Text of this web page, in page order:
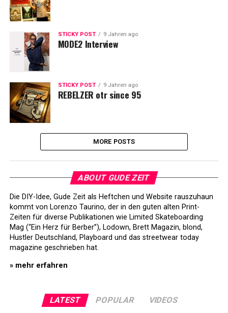
STICKY POST 9 Jahren ago
MODE2 Interview
STICKY POST 9 Jahren ago
REBELZER otr since 95
MORE POSTS
ABOUT GUDE ZEIT
Die DIY-Idee, Gude Zeit als Heftchen und Website rauszuhaun
kommt von Lorenzo Taurino, der in den guten alten Print-
Zeiten für diverse Publikationen wie Limited Skateboarding
Mag (“Ein Herz für Berber”), Lodown, Brett Magazin, blond,
Hustler Deutschland, Playboard und das streetwear today
magazine geschrieben hat.
» mehr erfahren
LATEST POPULAR VIDEOS